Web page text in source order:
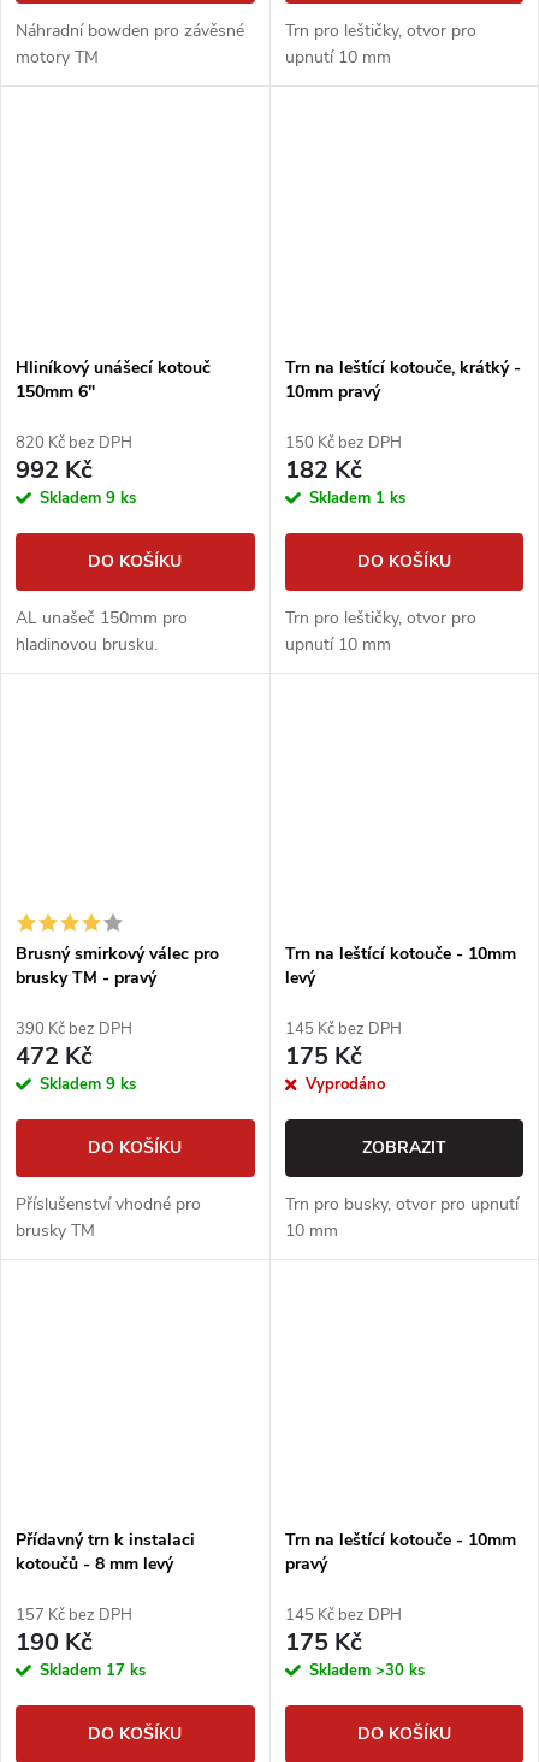
Náhradní bowden pro závěsné
motory TM
Trn pro leštičky, otvor pro
upnutí 10 mm
Hliníkový unášecí kotouč
150mm 6"
820 Kč bez DPH
992 Kč
Skladem 9 ks
DO KOŠÍKU
AL unašeč 150mm pro
hladinovou brusku.
Trn na leštící kotouče, krátký -
10mm pravý
150 Kč bez DPH
182 Kč
Skladem 1 ks
DO KOŠÍKU
Trn pro leštičky, otvor pro
upnutí 10 mm
Brusný smirkový válec pro
brusky TM - pravý
390 Kč bez DPH
472 Kč
Skladem 9 ks
DO KOŠÍKU
Příslušenství vhodné pro
brusky TM
Trn na leštící kotouče - 10mm
levý
145 Kč bez DPH
175 Kč
Vyprodáno
ZOBRAZIT
Trn pro busky, otvor pro upnutí
10 mm
Přídavný trn k instalaci
kotoučů - 8 mm levý
157 Kč bez DPH
190 Kč
Skladem 17 ks
DO KOŠÍKU
Trn na leštící kotouče - 10mm
pravý
145 Kč bez DPH
175 Kč
Skladem >30 ks
DO KOŠÍKU